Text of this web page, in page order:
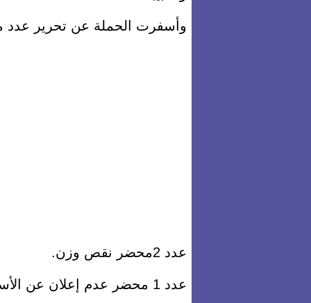
وأسفرت الحملة عن تحرير عدد
عدد 2محضر نقص وزن.
عدد 1 محضر عدم إعلان عن الأسعار